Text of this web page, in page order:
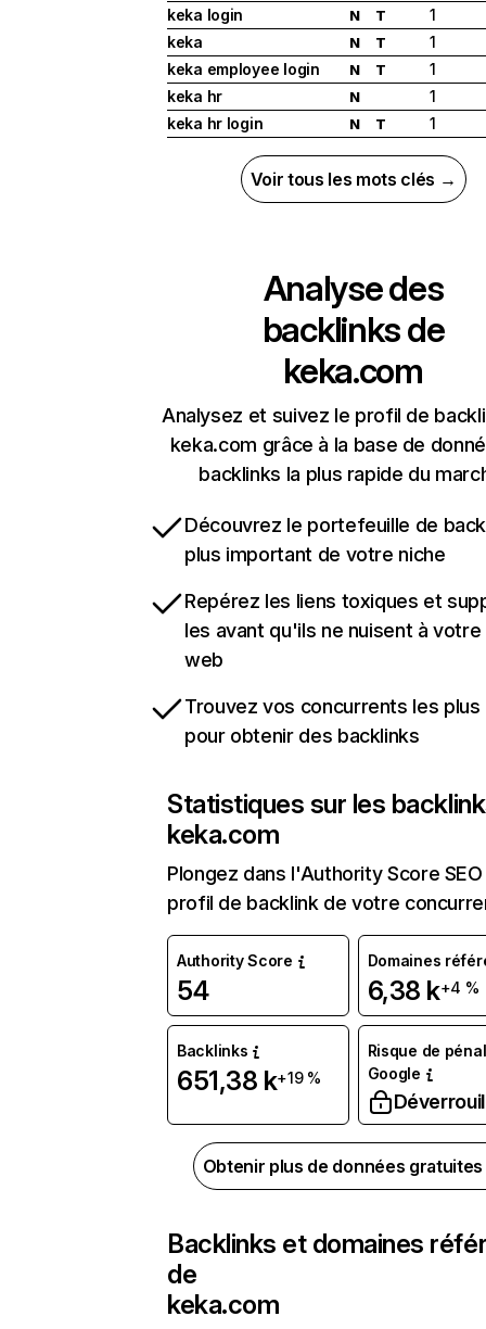
keka login
N T
1
keka
N T
1
keka employee login
N T
1
keka hr
N
1
keka hr login
N T 1
Voir tous les mots clés →
Analyse des
backlinks de
keka.com
Analysez et suivez le profil de
keka.com grâce à la base de
backlinks la plus rapide du
Découvrez le portefeuille de
plus important de votre niche
Repérez les liens toxiques et
les avant qu'ils ne nuisent à
web
Trouvez vos concurrents les
pour obtenir des backlinks
Statistiques sur les
keka.com
Plongez dans l'Authority Score
profil de backlink de votre
Authority Score
54
Domaines
6,38 k+4 %
Backlinks
651,38 k+19 %
Risque de
Google
Obtenir plus de données
Backlinks et domaines
de
keka.com